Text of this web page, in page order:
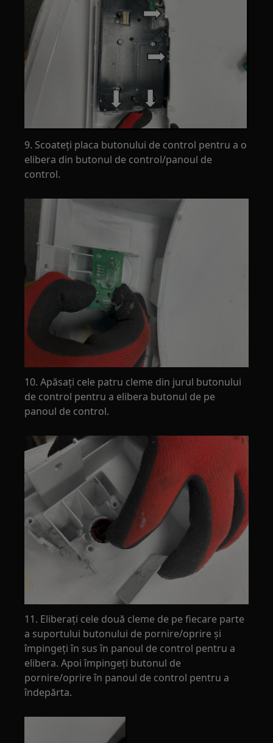
9. Scoateți placa butonului de control pentru a o
elibera din butonul de control/panoul de
control.
10. Apăsați cele patru cleme din jurul butonului
de control pentru a elibera butonul de pe
panoul de control.
11. Eliberați cele două cleme de pe fiecare parte
a suportului butonului de pornire/oprire și
împingeți în sus în panoul de control pentru a
elibera. Apoi împingeți butonul de
pornire/oprire în panoul de control pentru a
îndepărta.